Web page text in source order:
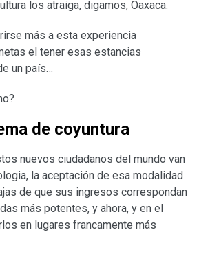
los atraiga, digamos, Oaxaca.
más a esta experiencia
el tener esas estancias
un país…
de coyuntura
nuevos ciudadanos del mundo van
la aceptación de esa modalidad
de que sus ingresos correspondan
más potentes, y ahora, y en el
en lugares francamente más